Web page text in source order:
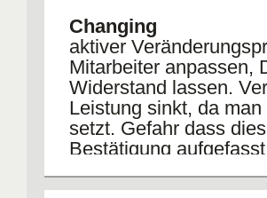
Changing
aktiver
Mitarbeiter anpassen,
Widerstand lassen.
Leistung sinkt, da
setzt. Gefahr dass
Bestätigung